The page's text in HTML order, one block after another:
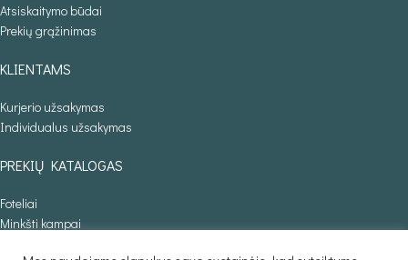
Atsiskaitymo būdai
Prekių grąžinimas
KLIENTAMS
Kurjerio užsakymas
Individualus užsakymas
PREKIŲ KATALOGAS
Foteliai
Minkšti kampai